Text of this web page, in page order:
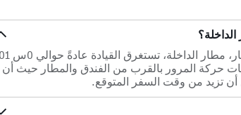
حركة المرور بالقرب من الفندق والمطار حيث أن
تزيد من وقت السفر المتوقع.